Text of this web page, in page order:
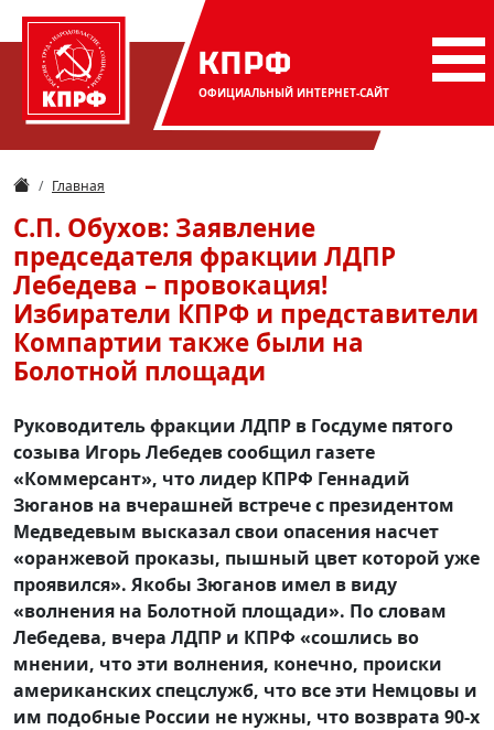
КПРФ
ОФИЦИАЛЬНЫЙ ИНТЕРНЕТ-САЙТ
Главная
С.П. Обухов: Заявление
председателя фракции ЛДПР
Лебедева – провокация!
Избиратели КПРФ и представители
Компартии также были на
Болотной площади
Руководитель фракции ЛДПР в Госдуме пятого
созыва Игорь Лебедев сообщил газете
«Коммерсант», что лидер КПРФ Геннадий
Зюганов на вчерашней встрече с президентом
Медведевым высказал свои опасения насчет
«оранжевой проказы, пышный цвет которой уже
проявился». Якобы Зюганов имел в виду
«волнения на Болотной площади». По словам
Лебедева, вчера ЛДПР и КПРФ «сошлись во
мнении, что эти волнения, конечно, происки
американских спецслужб, что все эти Немцовы и
им подобные России не нужны, что возврата 90-х